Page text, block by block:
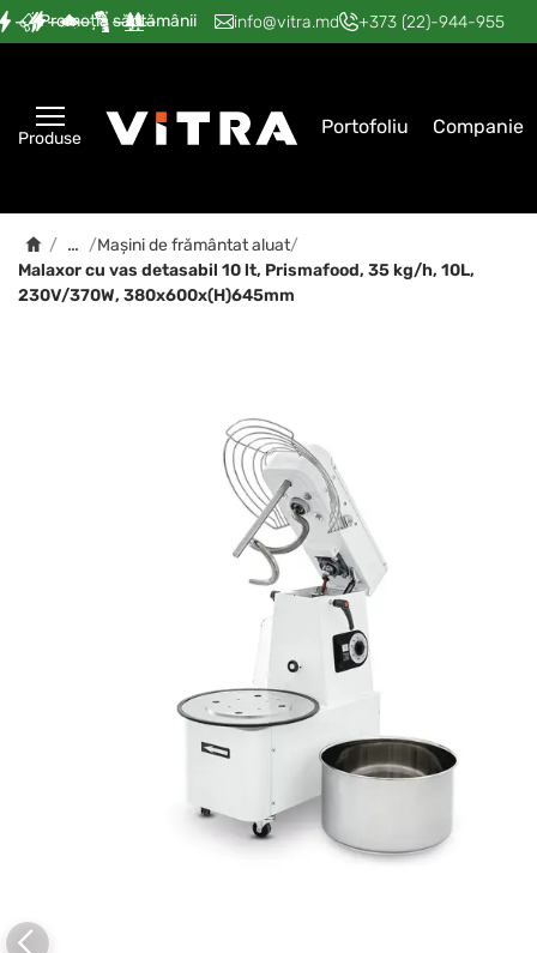
Promoția săptămânii
— — — — — info@vitra.md +373 (22)-944-955
Produse Portofoliu Companie
/ … /Mașini de frământat aluat/
Malaxor cu vas detasabil 10 lt, Prismafood, 35 kg/h, 10L,
230V/370W, 380x600x(H)645mm